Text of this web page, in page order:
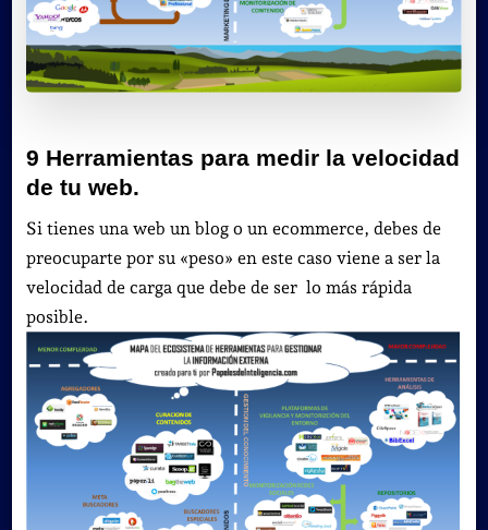
9 Herramientas para medir la velocidad
de tu web.
Si tienes una web un blog o un ecommerce, debes de
preocuparte por su «peso» en este caso viene a ser la
velocidad de carga que debe de ser lo más rápida
posible.